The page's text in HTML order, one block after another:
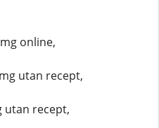
online,
utan recept,
utan recept,